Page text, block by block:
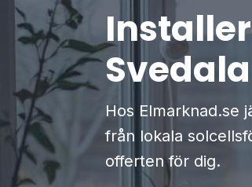
Svedala
Hos Elmarknad.se
från lokala
offerten för dig.